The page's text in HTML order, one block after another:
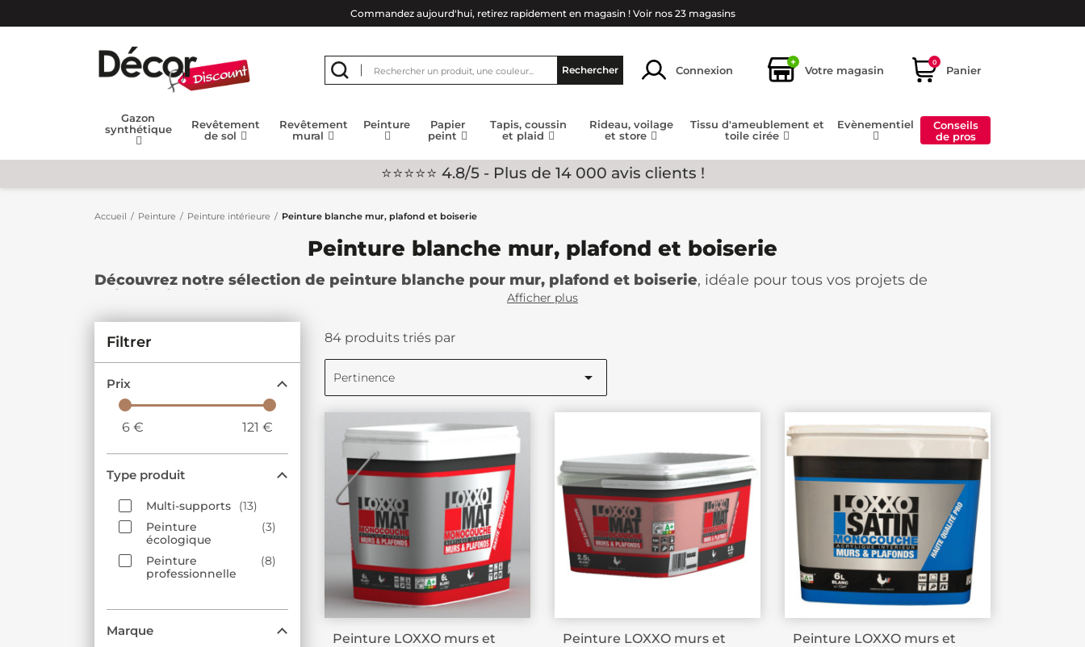
Commandez aujourd'hui, retirez rapidement en magasin ! Voir nos 23 magasins
Rechercher Connexion
+
Votre magasin
0
Panier
Gazon
synthétique
Revêtement
de sol
Revêtement
mural
Peinture
Papier
peint
Tapis, coussin
et plaid
Rideau, voilage
et store
Tissu d'ameublement et
toile cirée
Evènementiel
Conseils
de pros
⭐⭐⭐⭐⭐ 4.8/5 - Plus de 14 000 avis clients !
Accueil Peinture Peinture intérieure Peinture blanche mur, plafond et boiserie
Peinture blanche mur, plafond et boiserie
Découvrez notre sélection de peinture blanche pour mur, plafond et boiserie, idéale pour tous vos projets de
. Peinture blanche mate, satinée ou velours, formulations adaptées aux pièces de vie comme aux
intérieur, rénover un support ou harmoniser votre décoration avec nos gammes de peinture couleur.
Afficher plus
Filtrer
Prix
6 € 121 €
Type produit
Multi-supports
13
Peinture
écologique
3
Peinture
professionnelle
8
Marque
84 produits triés par
Pertinence 
Peinture LOXXO murs et
Peinture LOXXO murs et
Peinture LOXXO murs et